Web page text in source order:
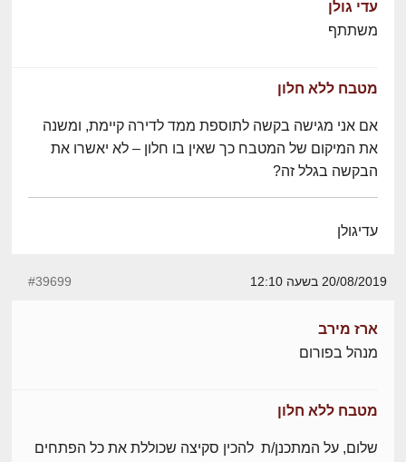
עדי גולן
משתתף
מטבח ללא חלון
אם אני מגישה בקשה לתוספת ממד לדירה קיימת, ומשנה
את המיקום של המטבח כך שאין בו חלון – לא יאשרו את
הבקשה בגלל זה?
עדיגולן
20/08/2019 בשעה 12:10 #39699
ארז מירב
מנהל בפורום
מטבח ללא חלון
שלום, על המתכנן/ת להכין סקיצה שכוללת את כל הפתחים